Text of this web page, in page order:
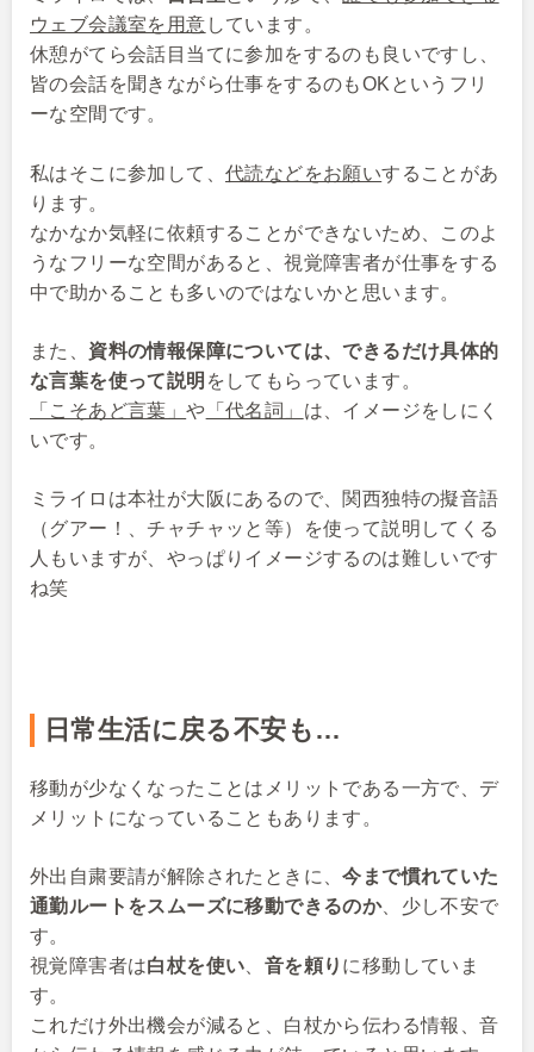
ウェブ会議室を用意 しています。
休憩がてら会話目当てに参加をするのも良いですし、
皆の会話を聞きながら仕事をするのもOKというフリ
ーな空間です。
私はそこに参加して、 代読などをお願いすることがあ
ります。
なかなか気軽に依頼することができないため、このよ
うなフリーな空間があると、視覚障害者が仕事をする
中で助かることも多いのではないかと思います。
また、 資料の情報保障については、できるだけ具体的
な言葉を使って説明 をしてもらっています。
「こそあど言葉」や 「代名詞」 は、イメージをしにく
いです。
ミライロは本社が大阪にあるので、関西独特の擬音語
（グアー！、チャチャッと等）を使って説明してくる
人もいますが、やっぱりイメージするのは難しいです
ね笑
日常生活に戻る不安も…
移動が少なくなったことはメリットである一方で、デ
メリットになっていることもあります。
外出自粛要請が解除されたときに、今まで慣れていた
通勤ルートをスムーズに移動できるのか、少し不安で
す。
視覚障害者は白杖を使い 音を頼り に移動していま
す。
これだけ外出機会が減ると、白杖から伝わる情報、音